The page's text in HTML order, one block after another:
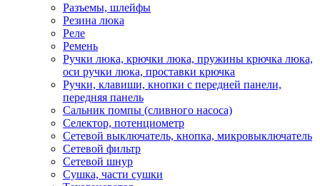
Разъемы, шлейфы
Резина люка
Реле
Ремень
Ручки люка, крючки люка, пружины крючка люка,
оси ручки люка, проставки крючка
Ручки, клавиши, кнопки с передней панели,
передняя панель
Сальник помпы (сливного насоса)
Селектор, потенциометр
Сетевой выключатель, кнопка, микровыключатель
Сетевой фильтр
Сетевой шнур
Сушка, части сушки